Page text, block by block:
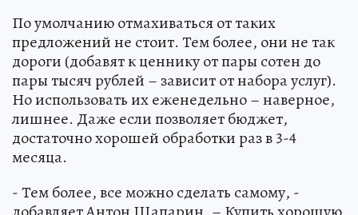
По умолчанию отмахиваться от таких
предложений не стоит. Тем более, они не так
дороги (добавят к ценнику от пары сотен до
пары тысяч рублей – зависит от набора услуг).
Но использовать их еженедельно – наверное,
лишнее. Даже если позволяет бюджет,
достаточно хорошей обработки раз в 3-4
месяца.
- Тем более, все можно сделать самому, -